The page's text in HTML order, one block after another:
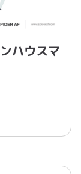
ハウスマ